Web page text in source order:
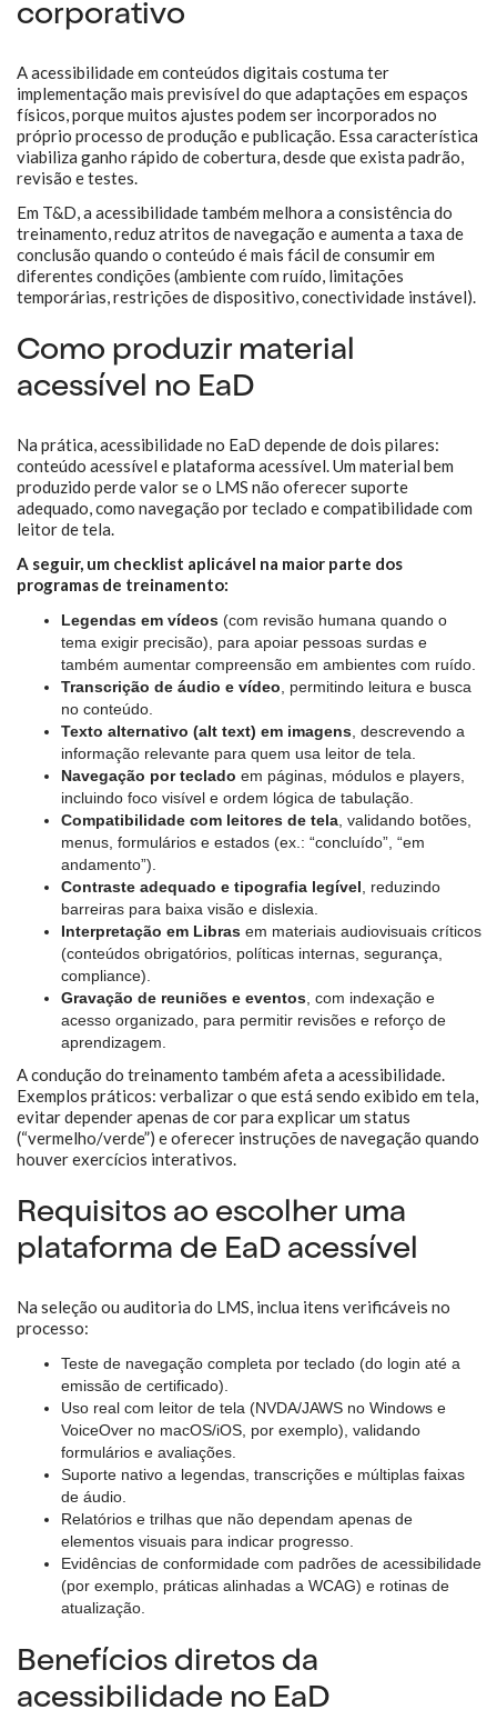
corporativo
A acessibilidade em conteúdos digitais costuma ter
implementação mais previsível do que adaptações em espaços
físicos, porque muitos ajustes podem ser incorporados no
próprio processo de produção e publicação. Essa característica
viabiliza ganho rápido de cobertura, desde que exista padrão,
revisão e testes.
Em T&D, a acessibilidade também melhora a consistência do
treinamento, reduz atritos de navegação e aumenta a taxa de
conclusão quando o conteúdo é mais fácil de consumir em
diferentes condições (ambiente com ruído, limitações
temporárias, restrições de dispositivo, conectividade instável).
Como produzir material
acessível no EaD
Na prática, acessibilidade no EaD depende de dois pilares:
conteúdo acessível e plataforma acessível. Um material bem
produzido perde valor se o LMS não oferecer suporte
adequado, como navegação por teclado e compatibilidade com
leitor de tela.
A seguir, um checklist aplicável na maior parte dos
programas de treinamento:
Legendas em vídeos (com revisão humana quando o
tema exigir precisão), para apoiar pessoas surdas e
também aumentar compreensão em ambientes com ruído.
Transcrição de áudio e vídeo , permitindo leitura e busca
no conteúdo.
Texto alternativo (alt text) em imagens , descrevendo a
informação relevante para quem usa leitor de tela.
Navegação por teclado em páginas, módulos e players,
incluindo foco visível e ordem lógica de tabulação.
Compatibilidade com leitores de tela , validando botões,
menus, formulários e estados (ex.: “concluído”, “em
andamento”).
Contraste adequado e tipografia legível , reduzindo
barreiras para baixa visão e dislexia.
Interpretação em Libras em materiais audiovisuais críticos
(conteúdos obrigatórios, políticas internas, segurança,
compliance).
Gravação de reuniões e eventos , com indexação e
acesso organizado, para permitir revisões e reforço de
aprendizagem.
A condução do treinamento também afeta a acessibilidade.
Exemplos práticos: verbalizar o que está sendo exibido em tela,
evitar depender apenas de cor para explicar um status
(“vermelho/verde”) e oferecer instruções de navegação quando
houver exercícios interativos.
Requisitos ao escolher uma
plataforma de EaD acessível
Na seleção ou auditoria do LMS, inclua itens verificáveis no
processo:
Teste de navegação completa por teclado (do login até a
emissão de certificado).
Uso real com leitor de tela (NVDA/JAWS no Windows e
VoiceOver no macOS/iOS, por exemplo), validando
formulários e avaliações.
Suporte nativo a legendas, transcrições e múltiplas faixas
de áudio.
Relatórios e trilhas que não dependam apenas de
elementos visuais para indicar progresso.
Evidências de conformidade com padrões de acessibilidade
(por exemplo, práticas alinhadas a WCAG) e rotinas de
atualização.
Benefícios diretos da
acessibilidade no EaD